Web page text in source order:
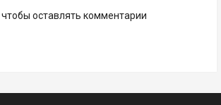
чтобы оставлять комментарии